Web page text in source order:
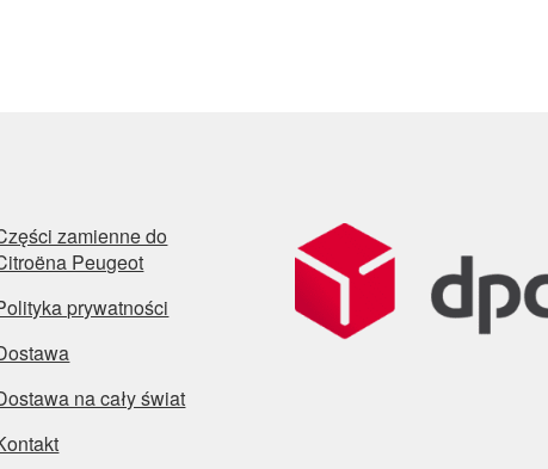
zamienne do
Peugeot
prywatności
na cały świat